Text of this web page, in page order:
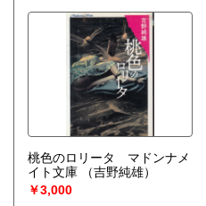
桃色のロリータ マドンナメ
イト文庫
（吉野純雄）
￥3,000